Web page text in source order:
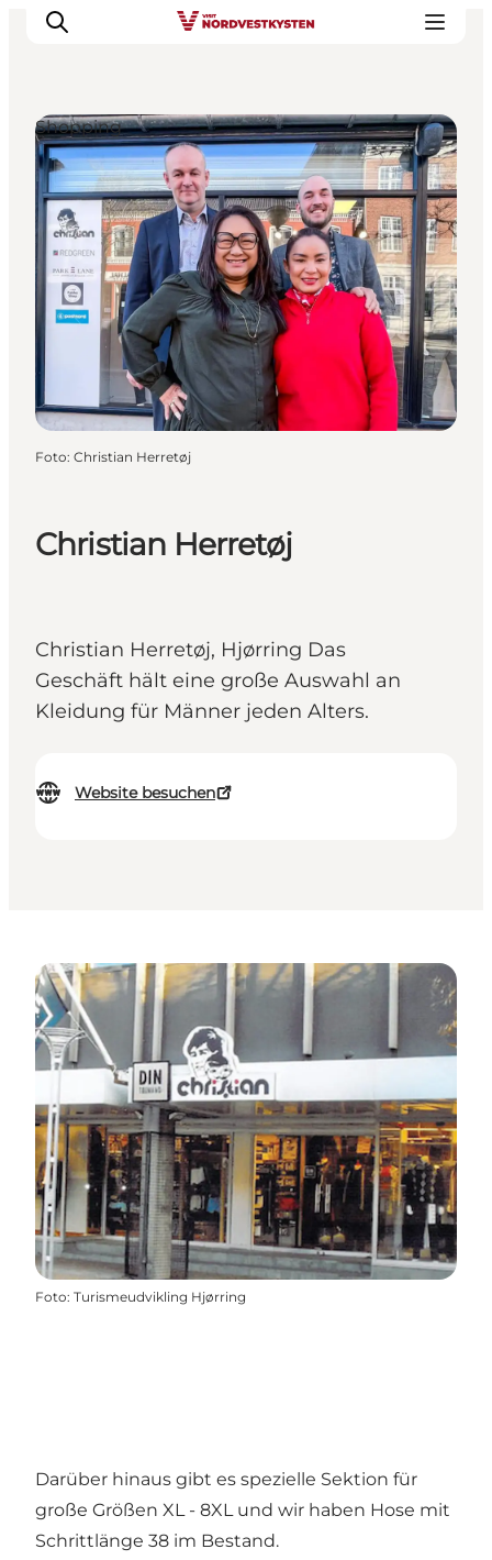
Urlaubsorte
Inspiration
Events
Unterkunft
Mach deine Urlaubsplanung
Christian Herretøj
Christian Herretøj, Hjørring Das
Geschäft hält eine große Auswahl an
Kleidung für Männer jeden Alters.
Website besuchen
Shopping
Foto: Christian Herretøj
Foto: Turismeudvikling Hjørring
Darüber hinaus gibt es spezielle Sektion für
große Größen XL - 8XL und wir haben Hose mit
Schrittlänge 38 im Bestand.